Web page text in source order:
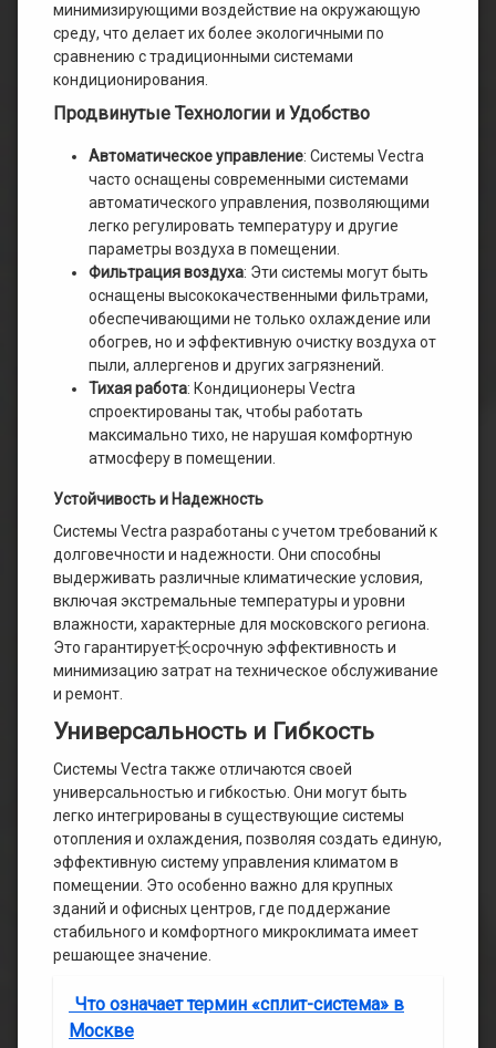
минимизирующими воздействие на окружающую
среду, что делает их более экологичными по
сравнению с традиционными системами
кондиционирования.
Продвинутые Технологии и Удобство
Автоматическое управление: Системы Vectra
часто оснащены современными системами
автоматического управления, позволяющими
легко регулировать температуру и другие
параметры воздуха в помещении.
Фильтрация воздуха: Эти системы могут быть
оснащены высококачественными фильтрами,
обеспечивающими не только охлаждение или
обогрев, но и эффективную очистку воздуха от
пыли, аллергенов и других загрязнений.
Тихая работа: Кондиционеры Vectra
спроектированы так, чтобы работать
максимально тихо, не нарушая комфортную
атмосферу в помещении.
Устойчивость и Надежность
Системы Vectra разработаны с учетом требований к
долговечности и надежности. Они способны
выдерживать различные климатические условия,
включая экстремальные температуры и уровни
влажности, характерные для московского региона.
Это гарантирует长осрочную эффективность и
минимизацию затрат на техническое обслуживание
и ремонт.
Универсальность и Гибкость
Системы Vectra также отличаются своей
универсальностью и гибкостью. Они могут быть
легко интегрированы в существующие системы
отопления и охлаждения, позволяя создать единую,
эффективную систему управления климатом в
помещении. Это особенно важно для крупных
зданий и офисных центров, где поддержание
стабильного и комфортного микроклимата имеет
решающее значение.
Что означает термин «сплит-система» в
Москве